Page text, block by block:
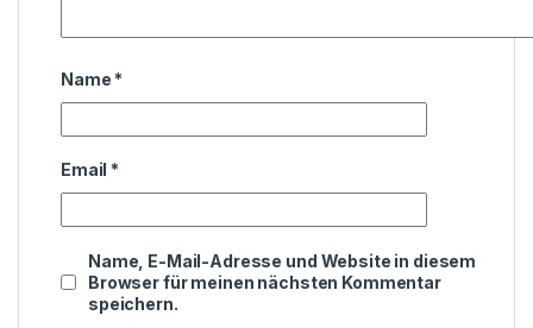
Name *
Email *
Name, E-Mail-Adresse und Website in diesem
Browser für meinen nächsten Kommentar
speichern.